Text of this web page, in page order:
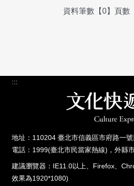
資料筆數【0】頁數
:::
地址：110204 臺北市信義區市府路一
電話：1999(臺北市民當家熱線)，外縣
建議瀏覽器：IE11.0以上、Firefox、
效果為1920*1080)